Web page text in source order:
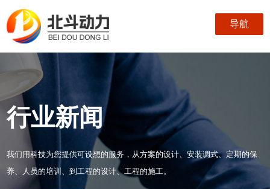
导航
行业新闻
我们用科技为您提供可设想的服务，从方案的设计、安装调式、定期的保
养、人员的培训、到工程的设计、工程的施工。